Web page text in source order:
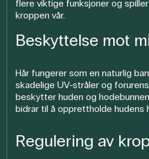
flere viktige funksjoner og
kroppen vår.
Beskyttelse mot
Hår fungerer som en naturlig
skadelige UV-stråler og
beskytter huden og
bidrar til å opprettholde hudens
Regulering av